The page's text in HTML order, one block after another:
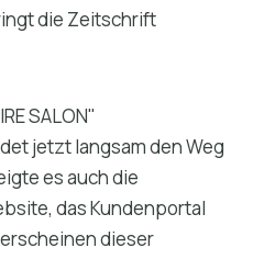
die Zeitschrift
SALON"
jetzt langsam den Weg
es auch die
das Kundenportal
dieser